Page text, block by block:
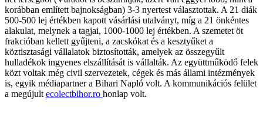
korábban említett bajnokságban) 3-3 nyertest választottak. A 21 diák
500-500 lej értékben kapott vásárlási utalványt, míg a 21 önkéntes
alakulat, melynek a tagjai, 1000-1000 lej értékben. A szemetet öt
frakcióban kellett gyűjteni, a zacskókat és a kesztyűket a
köztisztasági vállalatok biztosították, amelyek az összegyűlt
hulladékok ingyenes elszállítását is vállalták. Az együttműködő felek
közt voltak még civil szervezetek, cégek és más állami intézmények
is, egyik médiapartner a Bihari Napló volt. A kommunikációs felület
a megújult ecolectbihor.ro honlap volt.